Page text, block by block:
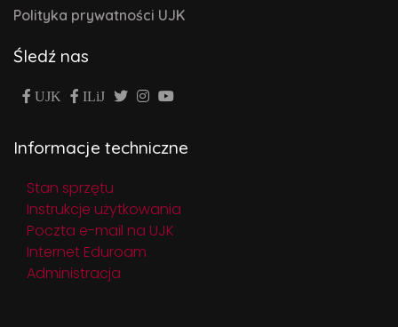
Polityka prywatności UJK
Śledź nas
UJK ILiJ
Informacje techniczne
Stan sprzętu
Instrukcje użytkowania
Poczta e-mail na UJK
Internet Eduroam
Administracja